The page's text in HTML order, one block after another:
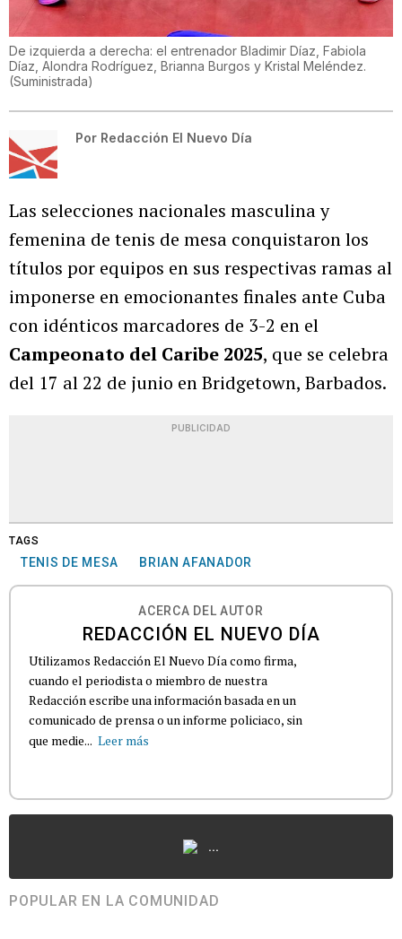
De izquierda a derecha: el entrenador Bladimir Díaz, Fabiola
Díaz, Alondra Rodríguez, Brianna Burgos y Kristal Meléndez.
(Suministrada)
Por Redacción El Nuevo Día
Las selecciones nacionales masculina y
femenina de tenis de mesa conquistaron los
títulos por equipos en sus respectivas ramas al
imponerse en emocionantes finales ante Cuba
con idénticos marcadores de 3-2 en el
Campeonato del Caribe 2025, que se celebra
del 17 al 22 de junio en Bridgetown, Barbados.
PUBLICIDAD
TAGS
TENIS DE MESA BRIAN AFANADOR
ACERCA DEL AUTOR
REDACCIÓN EL NUEVO DÍA
Utilizamos Redacción El Nuevo Día como firma,
cuando el periodista o miembro de nuestra
Redacción escribe una información basada en un
comunicado de prensa o un informe policiaco, sin
que medie... Leer más
...
POPULAR EN LA COMUNIDAD